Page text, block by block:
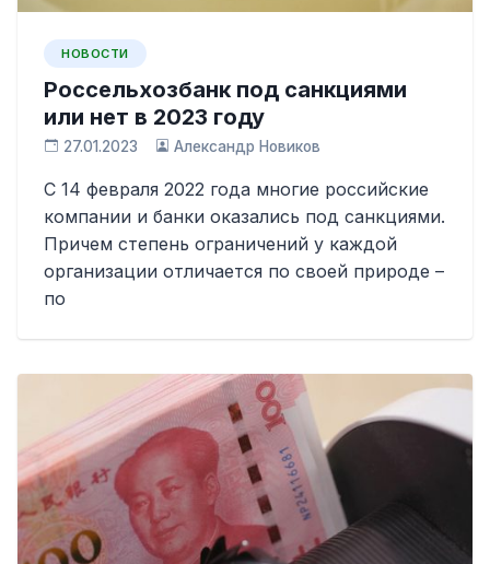
НОВОСТИ
Россельхозбанк под санкциями
или нет в 2023 году
27.01.2023 Александр Новиков
С 14 февраля 2022 года многие российские
компании и банки оказались под санкциями.
Причем степень ограничений у каждой
организации отличается по своей природе –
по